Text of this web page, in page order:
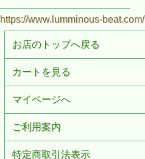
https://www.lumminous-beat.com/
お店のトップへ戻る
カートを見る
マイページへ
ご利用案内
特定商取引法表示